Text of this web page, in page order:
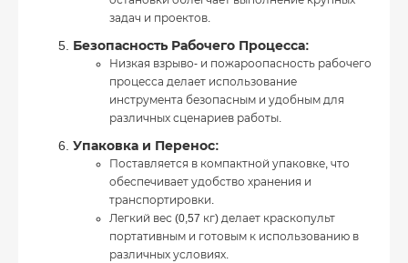
задач и проектов.
Безопасность Рабочего Процесса:
Низкая взрыво- и пожароопасность рабочего
процесса делает использование
инструмента безопасным и удобным для
различных сценариев работы.
Упаковка и Перенос:
Поставляется в компактной упаковке, что
обеспечивает удобство хранения и
транспортировки.
Легкий вес (0,57 кг) делает краскопульт
портативным и готовым к использованию в
различных условиях.